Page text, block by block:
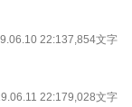
22:137,854文字
22:179,028文字